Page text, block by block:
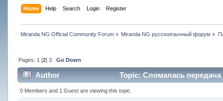
Home Help Search Login Register
Miranda NG Official Community Forum» Miranda NG русскоязычный форум »
Pages: 1 [2] 3 Go Down
Author Topic: Сломалась
0 Members and 1 Guest are viewing this topic.